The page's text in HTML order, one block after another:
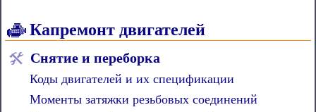
Капремонт двигателей
Снятие и переборка
Коды двигателей и их спецификации
Моменты затяжки резьбовых соединений